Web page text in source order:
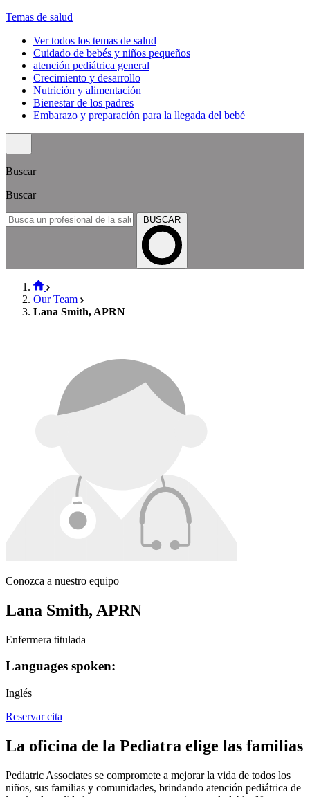
Temas de salud
Ver todos los temas de salud
Cuidado de bebés y niños pequeños
atención pediátrica general
Crecimiento y desarrollo
Nutrición y alimentación
Bienestar de los padres
Embarazo y preparación para la llegada del bebé
Buscar
Buscar
BUSCAR
Our Team
Lana Smith, APRN
Conozca a nuestro equipo
Lana Smith, APRN
Enfermera titulada
Languages spoken:
Inglés
Reservar cita
La oficina de la Pediatra elige las familias
Pediatric Associates se compromete a mejorar la vida de todos los
niños, sus familias y comunidades, brindando atención pediátrica de